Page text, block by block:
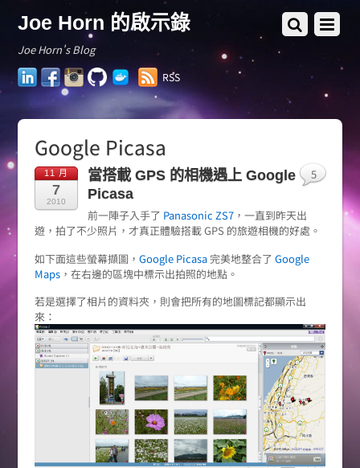
Joe Horn 的啟示錄
Joe Horn's Blog
LinkedInFacebookInstagram
GitHubDocker
Hub
RSS
Google Picasa
11 月
7
2010
當搭載 GPS 的相機遇上 Google
Picasa
前一陣子入手了 Panasonic ZS7，一直到昨天出
遊，拍了不少照片，才真正體驗搭載 GPS 的旅遊相機的好處。
如下面這些螢幕擷圖， Google Picasa完美地整合了 Google
Maps，在右邊的區塊中標示出拍照的地點。
若是選擇了相片的資料夾，則會把所有的地圖標記都顯示出
來：
5